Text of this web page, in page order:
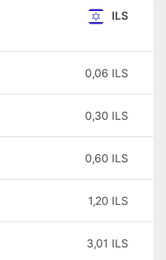
ILS
0,06 ILS
0,30 ILS
0,60 ILS
1,20 ILS
3,01 ILS